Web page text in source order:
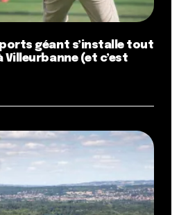
géant s’installe tout
Villeurbanne (et c’est